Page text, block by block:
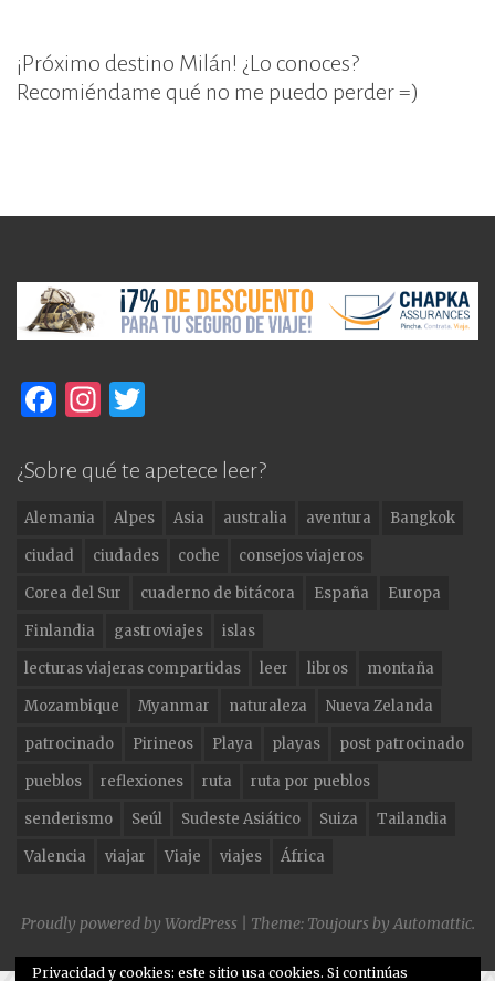
¡Próximo destino Milán! ¿Lo conoces?
Recomiéndame qué no me puedo perder =)
F
c
e
b
o
o
k
In
a
g
ra
m
it
te
r
¿Sobre qué te apetece leer?
Alemania Alpes Asia australia aventura
Bangkok
ciudad
ciudades coche
consejos viajeros
Corea del Sur
cuaderno de bitácora España
Europa
Finlandia
gastroviajes
islas
lecturas viajeras compartidas
leer libros
montaña
Mozambique
Myanmar naturaleza
Nueva Zelanda
patrocinado
Pirineos Playa playas
post patrocinado
pueblos
reflexiones ruta
ruta por pueblos
senderismo
Seúl Sudeste Asiático Suiza
Tailandia
Valencia
viajar Viaje viajes África
Proudly powered by WordPress Theme: Toujours byAutomattic.
Privacidad y cookies: este sitio usa cookies. Si continúas